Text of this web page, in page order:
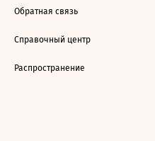
Обратная связь
Справочный центр
Распространение